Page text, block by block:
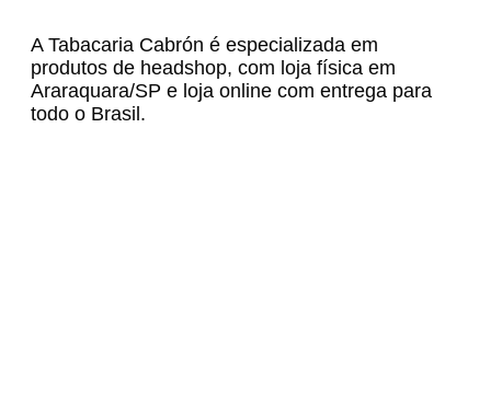
A Tabacaria Cabrón é especializada em
produtos de headshop, com loja física em
Araraquara/SP e loja online com entrega para
todo o Brasil.